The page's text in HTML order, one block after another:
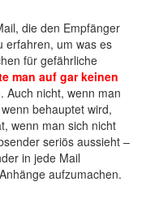
die den Empfänger
erfahren, um was es
für gefährliche
man auf gar keinen
Auch nicht, wenn man
behauptet wird,
wenn man sich nicht
seriös aussieht –
in jede Mail
aufzumachen.